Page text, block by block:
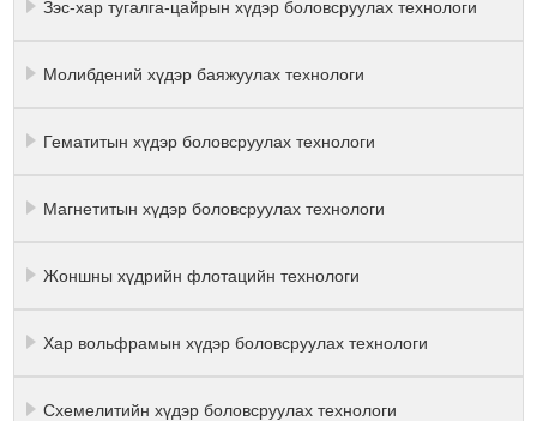
Зэс-хар тугалга-цайрын хүдэр боловсруулах технологи
Молибдений хүдэр баяжуулах технологи
Гематитын хүдэр боловсруулах технологи
Магнетитын хүдэр боловсруулах технологи
Жоншны хүдрийн флотацийн технологи
Хар вольфрамын хүдэр боловсруулах технологи
Схемелитийн хүдэр боловсруулах технологи